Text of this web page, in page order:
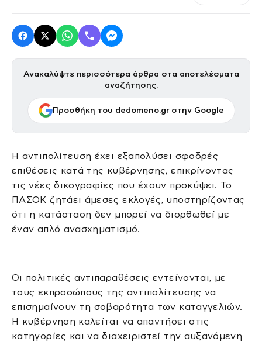
Ανακαλύψτε περισσότερα άρθρα στα αποτελέσματα
αναζήτησης.
Προσθήκη του dedomeno.gr στην Google
Η αντιπολίτευση έχει εξαπολύσει σφοδρές
επιθέσεις κατά της κυβέρνησης, επικρίνοντας
τις νέες δικογραφίες που έχουν προκύψει. Το
ΠΑΣΟΚ ζητάει άμεσες εκλογές, υποστηρίζοντας
ότι η κατάσταση δεν μπορεί να διορθωθεί με
έναν απλό ανασχηματισμό.
Οι πολιτικές αντιπαραθέσεις εντείνονται, με
τους εκπροσώπους της αντιπολίτευσης να
επισημαίνουν τη σοβαρότητα των καταγγελιών.
Η κυβέρνηση καλείται να απαντήσει στις
κατηγορίες και να διαχειριστεί την αυξανόμενη